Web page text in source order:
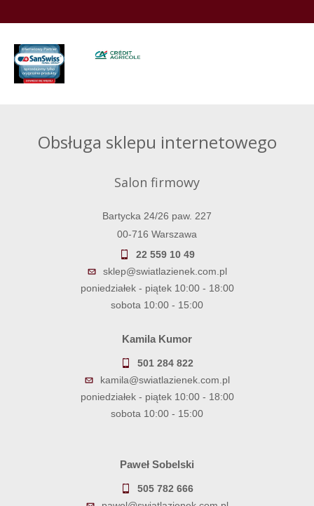
Obsługa sklepu internetowego
Salon firmowy
Bartycka 24/26 paw. 227
00-716 Warszawa
22 559 10 49
sklep@swiatlazienek.com.pl
poniedziałek - piątek 10:00 - 18:00
sobota 10:00 - 15:00
Kamila Kumor
501 284 822
kamila@swiatlazienek.com.pl
poniedziałek - piątek 10:00 - 18:00
sobota 10:00 - 15:00
Paweł Sobelski
505 782 666